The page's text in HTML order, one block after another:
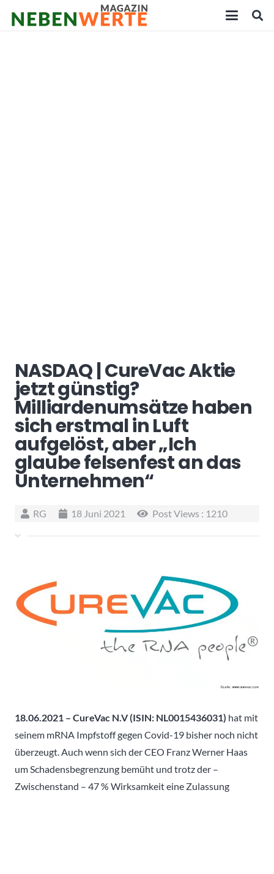
NASDAQ | CureVac Aktie
jetzt günstig?
Milliardenumsätze haben
sich erstmal in Luft
aufgelöst, aber „Ich
glaube felsenfest an das
Unternehmen“
RG 18 Juni 2021 Post Views : 1210
18.06.2021 – CureVac N.V (ISIN: NL0015436031) hat mit
seinem mRNA Impfstoff gegen Covid-19 bisher noch nicht
überzeugt. Auch wenn sich der CEO Franz Werner Haas
um Schadensbegrenzung bemüht und trotz der –
Zwischenstand – 47 % Wirksamkeit eine Zulassung